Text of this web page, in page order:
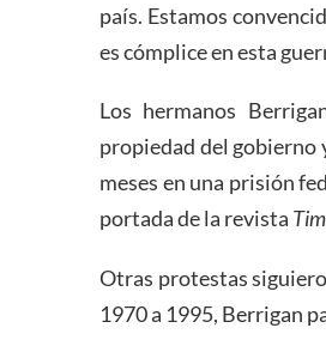
país. Estamos
es cómplice en esta
Los hermanos
propiedad del
meses en una prisión
portada de la revista
Otras protestas
1970 a 1995, Berrigan